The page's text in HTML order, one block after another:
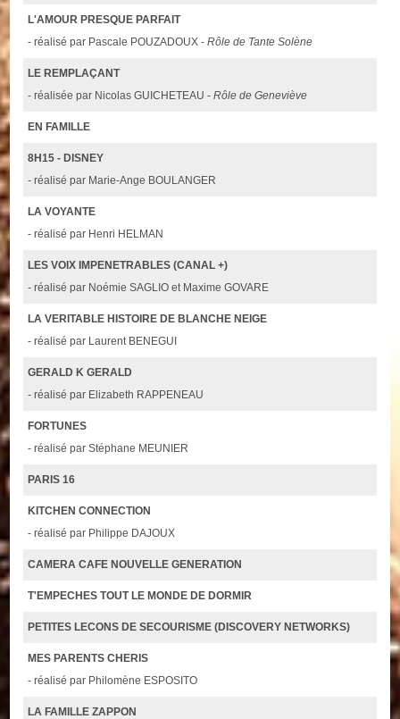
L'AMOUR PRESQUE PARFAIT
- réalisé par Pascale POUZADOUX -Rôle de Tante Solène
LE REMPLAÇANT
- réalisée par Nicolas GUICHETEAU -Rôle de Geneviève
EN FAMILLE
8H15 - DISNEY
- réalisé par Marie-Ange BOULANGER
LA VOYANTE
- réalisé par Henri HELMAN
LES VOIX IMPENETRABLES (CANAL +)
- réalisé par Noémie SAGLIO et Maxime GOVARE
LA VERITABLE HISTOIRE DE BLANCHE NEIGE
- réalisé par Laurent BENEGUI
GERALD K GERALD
- réalisé par Elizabeth RAPPENEAU
FORTUNES
- réalisé par Stéphane MEUNIER
PARIS 16
KITCHEN CONNECTION
- réalisé par Philippe DAJOUX
CAMERA CAFE NOUVELLE GENERATION
T'EMPECHES TOUT LE MONDE DE DORMIR
PETITES LECONS DE SECOURISME (DISCOVERY NETWORKS)
MES PARENTS CHERIS
- réalisé par Philomène ESPOSITO
LA FAMILLE ZAPPON